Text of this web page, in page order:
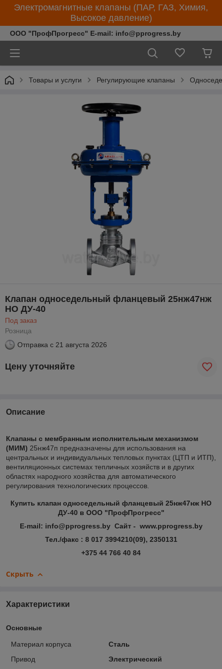
Электромагнитные клапаны (ПАР, ГАЗ, Химия,
Высокое давление)
ООО "ПрофПрогресс" E-mail: info@pprogress.by
Товары и услуги Регулирующие клапаны
Клапан односедельный фланцевый 25нж47нж
НО ДУ-40
Под заказ
Розница
Отправка с 21 августа 2026
Цену уточняйте
Описание
Клапаны с мембранным исполнительным механизмом
(МИМ) 25нж47п предназначены для использования на
центральных и индивидуальных тепловых пунктах (ЦТП и ИТП),
вентиляционных системах тепличных хозяйств и в других
областях народного хозяйства для автоматического
регулирования технологических процессов.
Купить клапан односедельный фланцевый 25нж47нж НО
ДУ-40 в ООО "ПрофПрогресс"
E-mail: info@pprogress.by Сайт - www.pprogress.by
Тел./факс : 8 017 3994210(09), 2350131
+375 44 766 40 84
Скрыть
Характеристики
Основные
Материал корпуса
Сталь
Привод
Электрический